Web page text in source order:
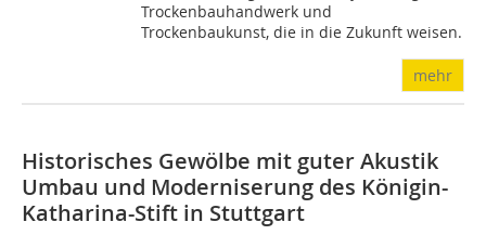
Trockenbauhandwerk und
Trockenbaukunst, die in die Zukunft weisen.
mehr
Historisches Gewölbe mit guter Akustik
Umbau und Moderniserung des Königin-
Katharina-Stift in Stuttgart